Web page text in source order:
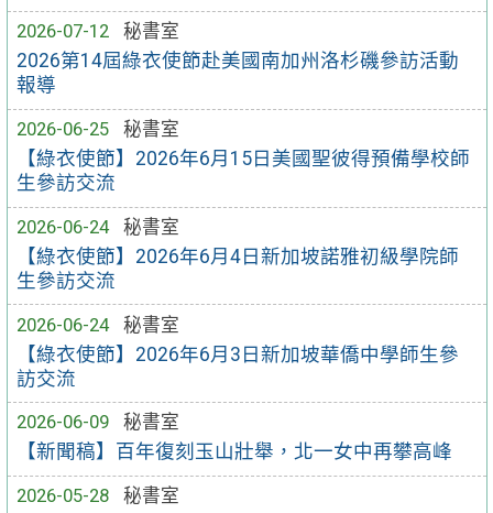
2026-07-12
秘書室
2026第14屆綠衣使節赴美國南加州洛杉磯參訪活動
報導
2026-06-25
秘書室
【綠衣使節】2026年6月15日美國聖彼得預備學校師
生參訪交流
2026-06-24
秘書室
【綠衣使節】2026年6月4日新加坡諾雅初級學院師
生參訪交流
2026-06-24
秘書室
【綠衣使節】2026年6月3日新加坡華僑中學師生參
訪交流
2026-06-09
秘書室
【新聞稿】百年復刻玉山壯舉，北一女中再攀高峰
2026-05-28
秘書室